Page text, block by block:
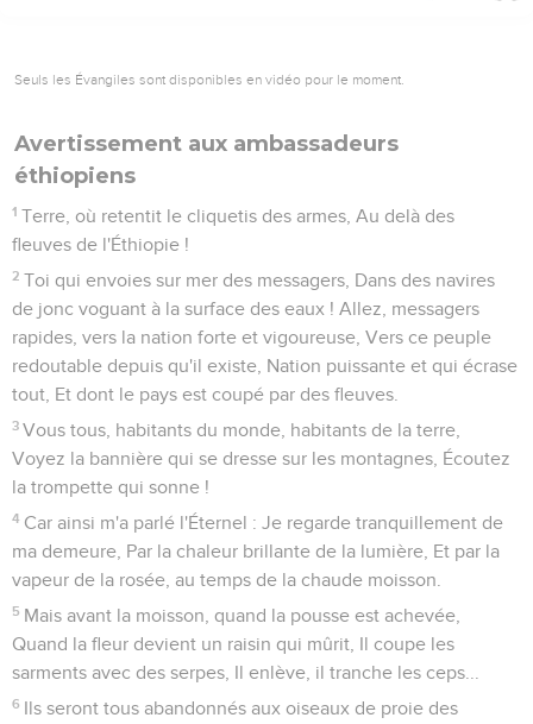
Seuls les Évangiles sont disponibles en vidéo pour le moment.
Avertissement aux ambassadeurs
éthiopiens
1 Terre, où retentit le cliquetis des armes, Au delà des
fleuves de l'Éthiopie !
2 Toi qui envoies sur mer des messagers, Dans des navires
de jonc voguant à la surface des eaux ! Allez, messagers
rapides, vers la nation forte et vigoureuse, Vers ce peuple
redoutable depuis qu'il existe, Nation puissante et qui écrase
tout, Et dont le pays est coupé par des fleuves.
3 Vous tous, habitants du monde, habitants de la terre,
Voyez la bannière qui se dresse sur les montagnes, Écoutez
la trompette qui sonne !
4 Car ainsi m'a parlé l'Éternel : Je regarde tranquillement de
ma demeure, Par la chaleur brillante de la lumière, Et par la
vapeur de la rosée, au temps de la chaude moisson.
5 Mais avant la moisson, quand la pousse est achevée,
Quand la fleur devient un raisin qui mûrit, Il coupe les
sarments avec des serpes, Il enlève, il tranche les ceps...
6 Ils seront tous abandonnés aux oiseaux de proie des